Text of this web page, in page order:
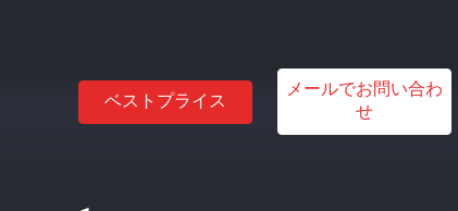
ベストプライス
メールでお問い合わ
せ